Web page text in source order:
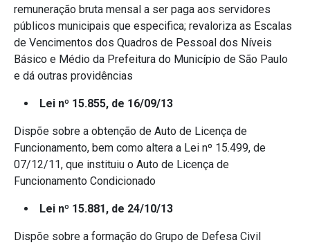
remuneração bruta mensal a ser paga aos servidores
públicos municipais que especifica; revaloriza as Escalas
de Vencimentos dos Quadros de Pessoal dos Níveis
Básico e Médio da Prefeitura do Município de São Paulo
e dá outras providências
Lei nº 15.855, de 16/09/13
Dispõe sobre a obtenção de Auto de Licença de
Funcionamento, bem como altera a Lei nº 15.499, de
07/12/11, que instituiu o Auto de Licença de
Funcionamento Condicionado
Lei nº 15.881, de 24/10/13
Dispõe sobre a formação do Grupo de Defesa Civil